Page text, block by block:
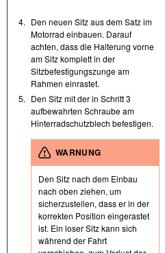
4. Den neuen Sitz aus dem Satz im
Motorrad einbauen. Darauf
achten, dass die Halterung vorne
am Sitz komplett in der
Sitzbefestigungszunge am
Rahmen einrastet.
5. Den Sitz mit der in Schritt 3
aufbewahrten Schraube am
Hinterradschutzblech befestigen.
WARNUNG
Den Sitz nach dem Einbau
nach oben ziehen, um
sicherzustellen, dass er in der
korrekten Position eingerastet
ist. Ein loser Sitz kann sich
während der Fahrt